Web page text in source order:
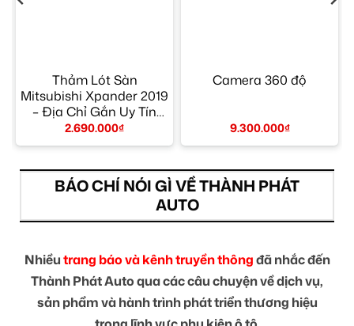
Thảm Lót Sàn
Mitsubishi Xpander 2019
– Địa Chỉ Gắn Uy Tín
TPHCM
2.690.000₫
Camera 360 độ
9.300.000₫
BÁO CHÍ NÓI GÌ VỀ THÀNH PHÁT
AUTO
Nhiềutrang báo và kênh truyền thôngđã nhắc đến
Thành Phát Auto qua các câu chuyện về dịch vụ,
sản phẩm và hành trình phát triển thương hiệu